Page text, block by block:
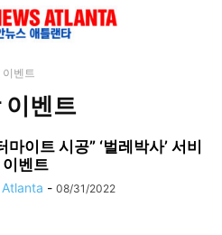
벤트
이벤트
마이트 시공” ‘벌레박사’ 서비
벤트
- 08/31/2022